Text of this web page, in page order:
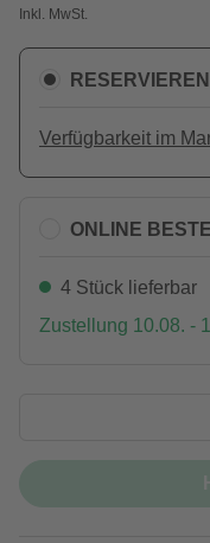
Inkl. MwSt.
Verfügbarkeit im
ONLINE
4 Stück lieferbar
Zustellung 10.08. -